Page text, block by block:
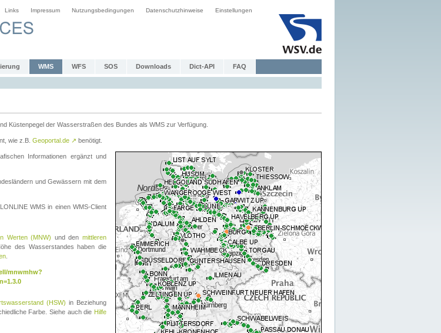
Links Impressum Nutzungsbedingungen Datenschutzhinweise Einstellungen
WMS WFS SOS Downloads Dict-API FAQ
Küstenpegel der Wasserstraßen des Bundes als WMS zur Verfügung.
wie z.B. Geoportal.de ↗ benötigt.
Informationen ergänzt und
und Gewässern mit dem
WMS in einen WMS-Client
Werten (MNW) und denmittleren
des Wasserstandes haben die
mnwmhw?
(HSW) in Beziehung
Farbe. Siehe auch die Hilfe